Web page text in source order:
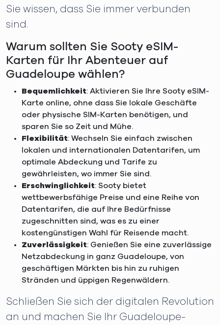
Sie wissen, dass Sie immer verbunden
sind.
Warum sollten Sie Sooty eSIM-
Karten für Ihr Abenteuer auf
Guadeloupe wählen?
Bequemlichkeit: Aktivieren Sie Ihre Sooty eSIM-
Karte online, ohne dass Sie lokale Geschäfte
oder physische SIM-Karten benötigen, und
sparen Sie so Zeit und Mühe.
Flexibilität: Wechseln Sie einfach zwischen
lokalen und internationalen Datentarifen, um
optimale Abdeckung und Tarife zu
gewährleisten, wo immer Sie sind.
Erschwinglichkeit: Sooty bietet
wettbewerbsfähige Preise und eine Reihe von
Datentarifen, die auf Ihre Bedürfnisse
zugeschnitten sind, was es zu einer
kostengünstigen Wahl für Reisende macht.
Zuverlässigkeit: Genießen Sie eine zuverlässige
Netzabdeckung in ganz Guadeloupe, von
geschäftigen Märkten bis hin zu ruhigen
Stränden und üppigen Regenwäldern.
Schließen Sie sich der digitalen Revolution
an und machen Sie Ihr Guadeloupe-